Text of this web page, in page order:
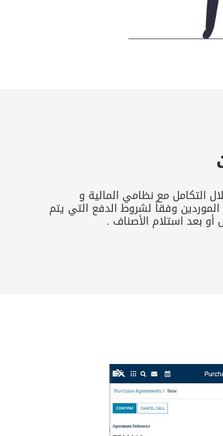
التكامل مع نظامي المالية و
وفقاً لشروط الدفع التي يتم
أو بعد استلام الأصناف .